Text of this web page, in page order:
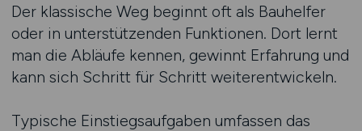
Der klassische Weg beginnt oft als Bauhelfer
oder in unterstützenden Funktionen. Dort lernt
man die Abläufe kennen, gewinnt Erfahrung und
kann sich Schritt für Schritt weiterentwickeln.
Typische Einstiegsaufgaben umfassen das